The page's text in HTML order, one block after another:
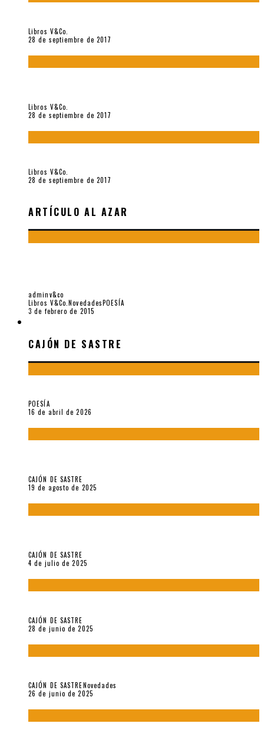
Libros V&Co.
28 de septiembre de 2017
Libros V&Co.
28 de septiembre de 2017
Libros V&Co.
28 de septiembre de 2017
ARTÍCULO AL AZAR
adminv&co
Libros V&Co.NovedadesPOESÍA
3 de febrero de 2015
CAJÓN DE SASTRE
POESÍA
16 de abril de 2026
CAJÓN DE SASTRE
19 de agosto de 2025
CAJÓN DE SASTRE
4 de julio de 2025
CAJÓN DE SASTRE
28 de junio de 2025
CAJÓN DE SASTRENovedades
26 de junio de 2025